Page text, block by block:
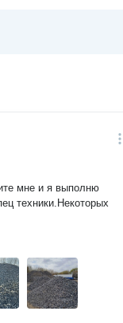
я выполню
техники.Некоторых